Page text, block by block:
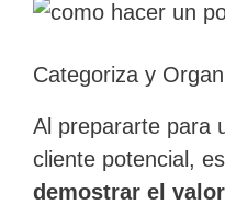
Categoriza y
Al prepararte para
cliente potencial,
demostrar el